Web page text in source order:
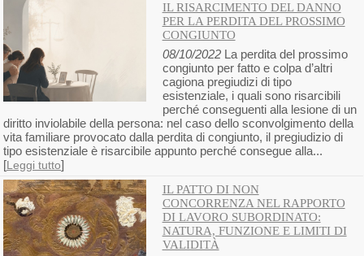
IL RISARCIMENTO DEL DANNO
PER LA PERDITA DEL PROSSIMO
CONGIUNTO
08/10/2022La perdita del prossimo
congiunto per fatto e colpa d’altri
cagiona pregiudizi di tipo
esistenziale, i quali sono risarcibili
perché conseguenti alla lesione di un
diritto inviolabile della persona: nel caso dello sconvolgimento della
vita familiare provocato dalla perdita di congiunto, il pregiudizio di
tipo esistenziale è risarcibile appunto perché consegue alla...
[Leggi tutto]
IL PATTO DI NON
CONCORRENZA NEL RAPPORTO
DI LAVORO SUBORDINATO:
NATURA, FUNZIONE E LIMITI DI
VALIDITÀ